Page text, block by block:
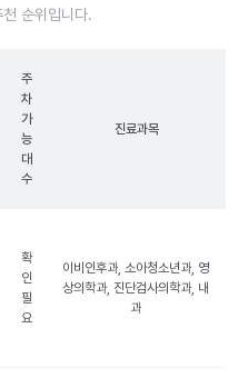
순위입니다.
주
차
가
능
대
수
진료과목
확
인
필
요
이비인후과, 소아청소년과, 영
상의학과, 진단검사의학과, 내
과